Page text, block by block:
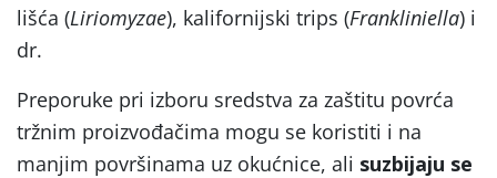
lišća (Liriomyzae), kalifornijski trips (Frankliniella) i
dr.
Preporuke pri izboru sredstva za zaštitu povrća
tržnim proizvođačima mogu se koristiti i na
manjim površinama uz okućnice, ali suzbijaju se